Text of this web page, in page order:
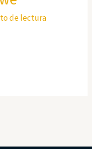
de lectura